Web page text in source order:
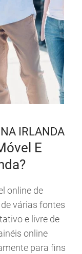
IRLANDA
E
online de
várias fontes
e livre de
online
para fins